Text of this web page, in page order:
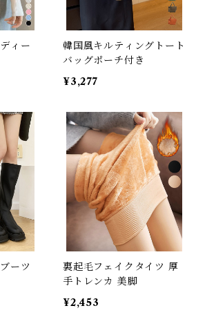
ィー
韓国風キルティングトート
バッグポーチ付き
¥3,277
ーツ
裏起毛フェイクタイツ 厚
手トレンカ 美脚
¥2,453